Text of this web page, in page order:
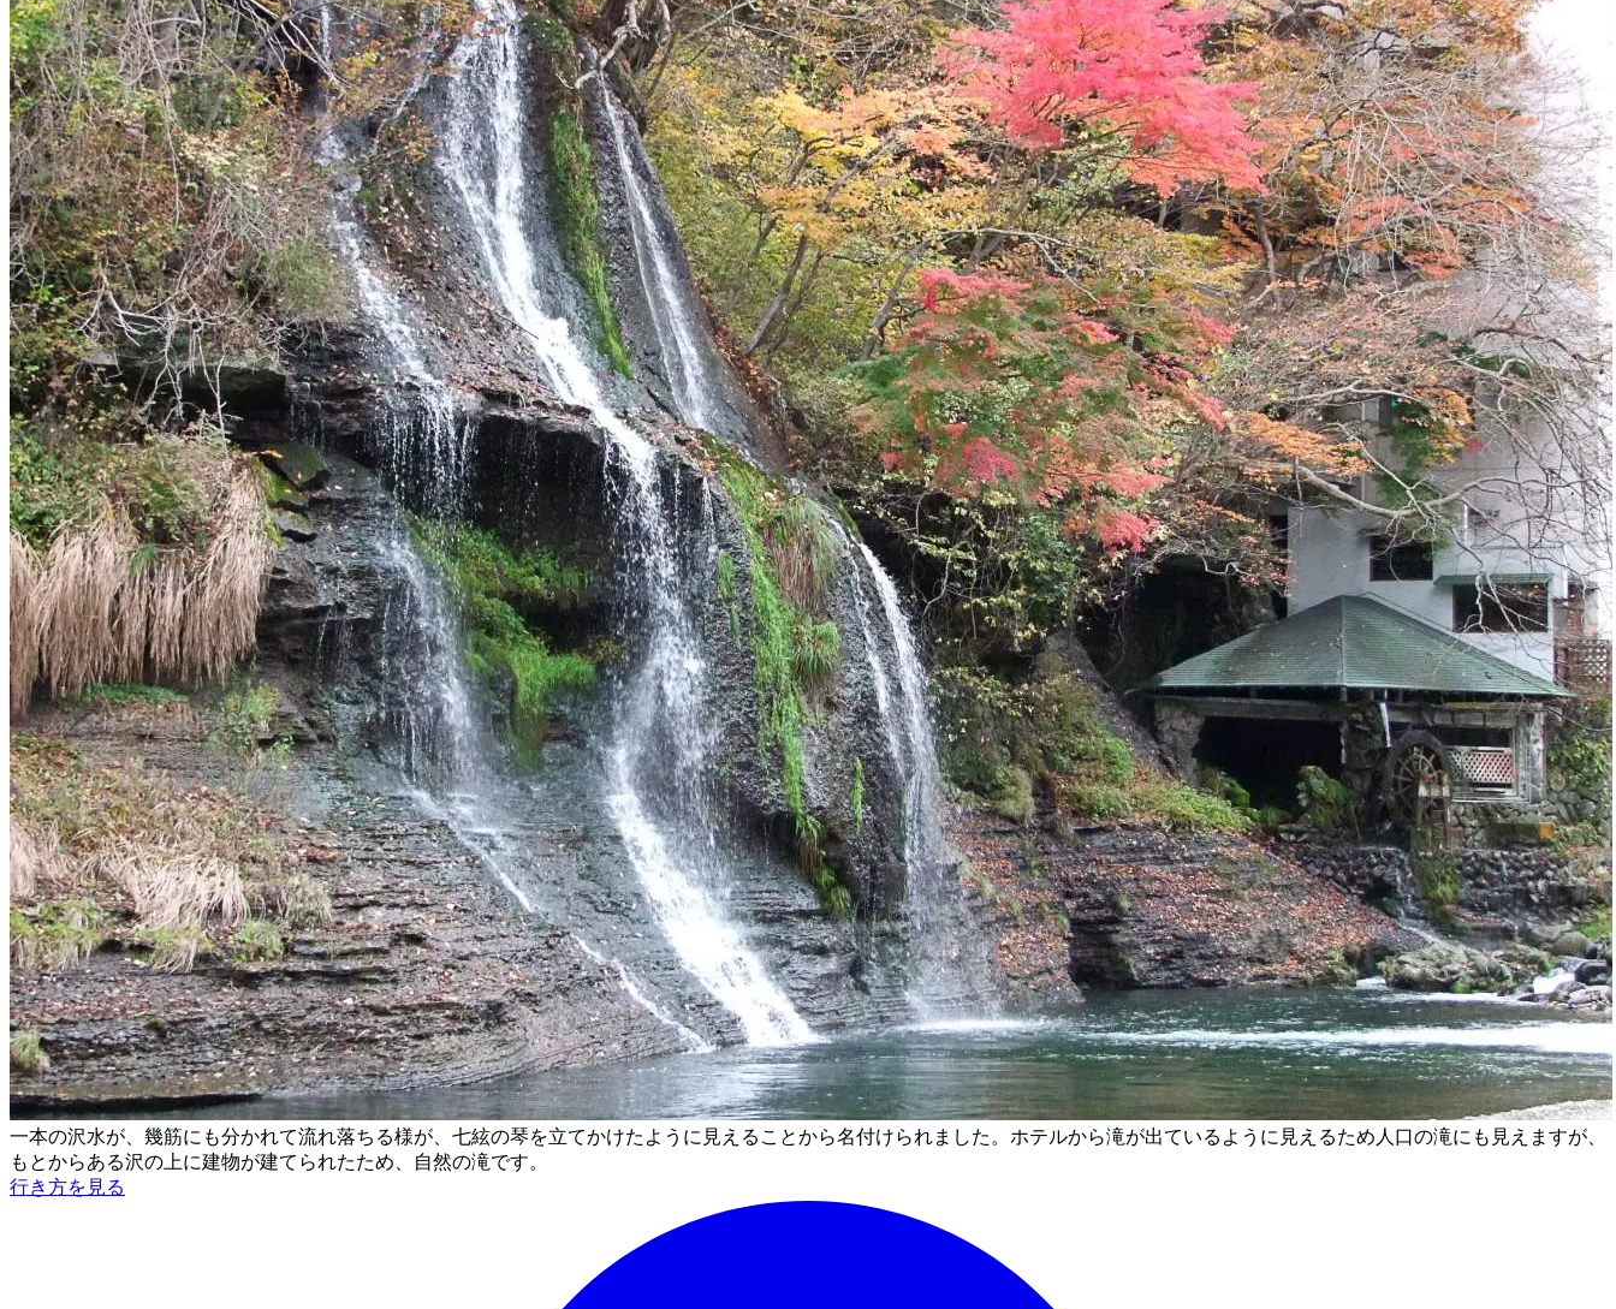
一本の沢水が、幾筋にも分かれて流れ落ちる様が、七絃の琴を立てかけたように見えることから名付けられました。ホテルから滝が出ているように見えるため人口の滝にも見えますが、
もとからある沢の上に建物が建てられたため、自然の滝です。
行き方を見る